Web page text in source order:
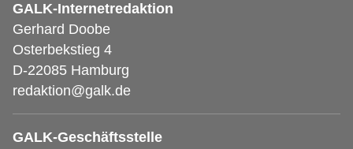
GALK-Internetredaktion
Gerhard Doobe
Osterbekstieg 4
D-22085 Hamburg
redaktion@galk.de
GALK-Geschäftsstelle